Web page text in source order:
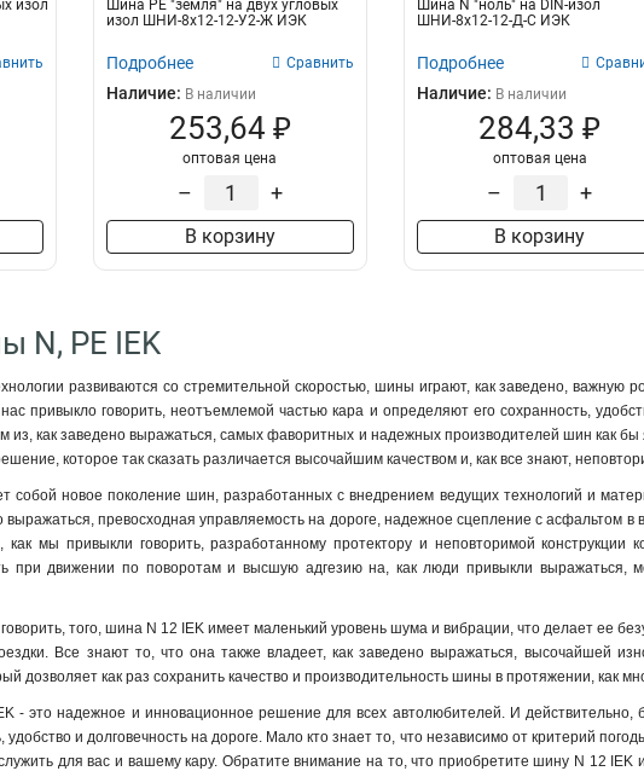
изол
Шина PE "земля" на двух угловых
изол ШНИ-8х12-12-У2-Ж ИЭК
Подробнее Сравнить
Наличие: В наличии
253,64 ₽
оптовая цена
– +
В корзину
Шина N "ноль" на DIN-изол
ШНИ-8х12-12-Д-С ИЭК
Подробнее
Наличие: В наличии
284,33 ₽
оптовая цена
– +
В корзину
N, PE IEK
развиваются со стремительной скоростью, шины играют, как заведено, важную
привыкло говорить, неотъемлемой частью кара и определяют его сохранность,
из, как заведено выражаться, самых фаворитных и надежных производителей шин как
которое так сказать различается высочайшим качеством и, как все знают,
собой новое поколение шин, разработанных с внедрением ведущих технологий и
выражаться, превосходная управляемость на дороге, надежное сцепление с асфальтом
как мы привыкли говорить, разработанному протектору и неповторимой
при движении по поворотам и высшую адгезию на, как люди привыкли выражаться,
того, шина N 12 IEK имеет маленький уровень шума и вибрации, что делает ее
Все знают то, что она также владеет, как заведено выражаться, высочайшей
дозволяет как раз сохранить качество и производительность шины в протяжении, как
- это надежное и инновационное решение для всех автолюбителей. И
удобство и долговечность на дороге. Мало кто знает то, что независимо от критерий
для вас и вашему кару. Обратите внимание на то, что приобретите шину N 12